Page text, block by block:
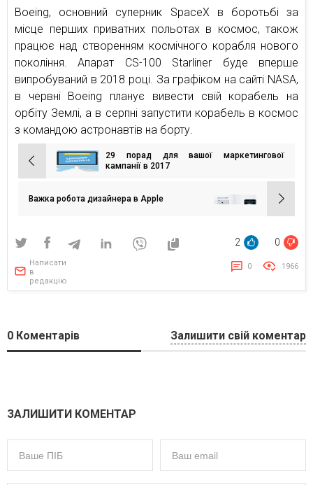
Boeing, основний суперник SpaceX в боротьбі за
місце перших приватних польотах в космос, також
працює над створенням космічного корабля нового
покоління. Апарат CS-100 Starliner буде вперше
випробуваний в 2018 році. За графіком на сайті NASA,
в червні Boeing планує вивести свій корабель на
орбіту Землі, а в серпні запустити корабель в космос
з командою астронавтів на борту.
Навігація
записів
29 порад для вашої маркетингової
кампанії в 2017
Важка робота дизайнера в Apple
2 0
Написати
в
редакцію
0 1966
0 Коментарів Залишити свій коментар
ЗАЛИШИТИ КОМЕНТАР